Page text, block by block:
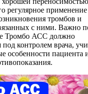
регулярное
тромбов и
с ними. Важно
Тромбо АСС должно
под контролем врача,
особенности пациента